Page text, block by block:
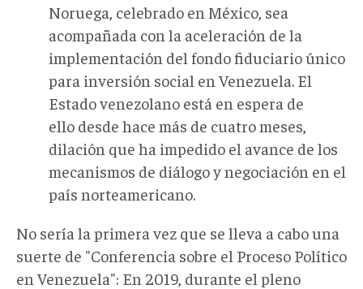
Noruega, celebrado en México, sea
acompañada con la aceleración de la
implementación del fondo fiduciario único
para inversión social en Venezuela. El
Estado venezolano está en espera de
ello desde hace más de cuatro meses,
dilación que ha impedido el avance de los
mecanismos de diálogo y negociación en el
país norteamericano.
No sería la primera vez que se lleva a cabo una
suerte de "Conferencia sobre el Proceso Político
en Venezuela": En 2019, durante el pleno